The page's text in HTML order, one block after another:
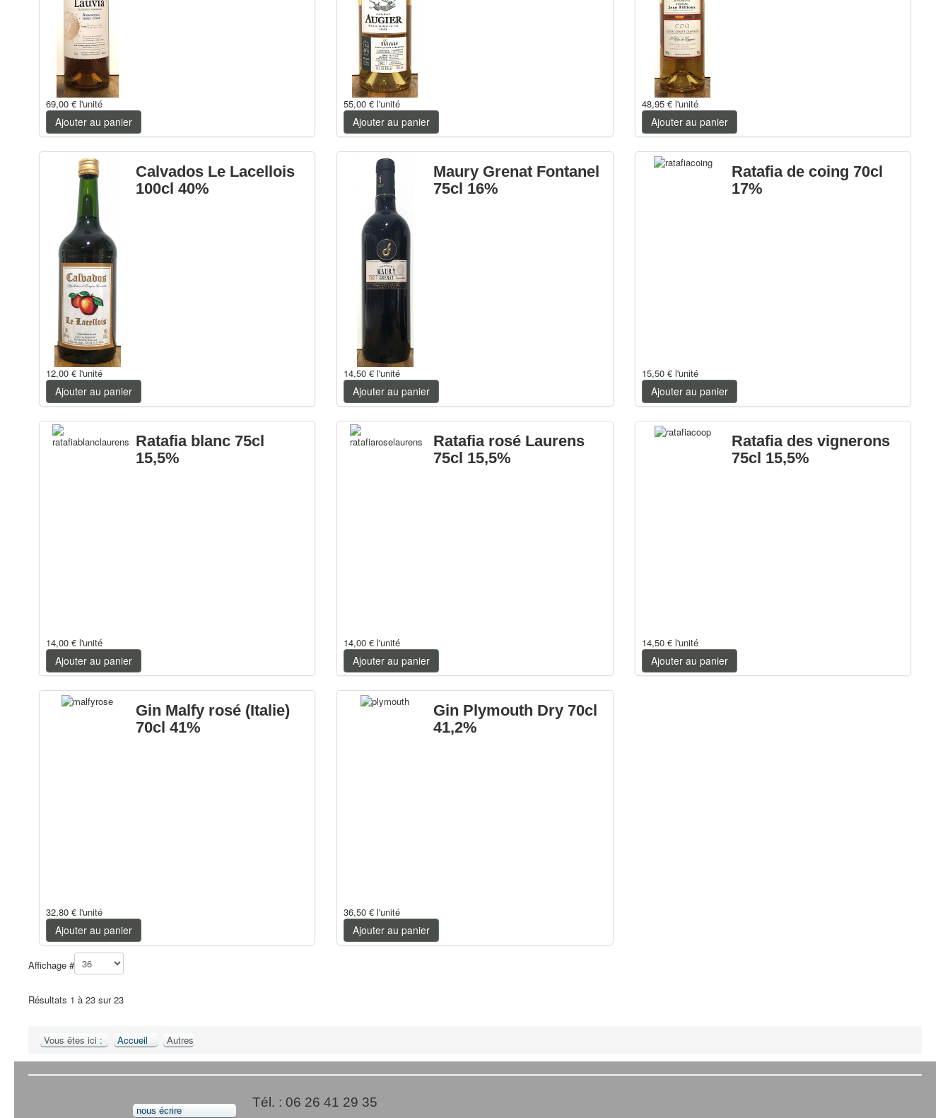
69,00 € l'unité
Ajouter au panier
55,00 € l'unité
Ajouter au panier
48,95 € l'unité
Ajouter au panier
12,00 € l'unité
Ajouter au panier
Calvados Le Lacellois
100cl 40%
14,50 € l'unité
Ajouter au panier
Maury Grenat Fontanel
75cl 16%
15,50 € l'unité
Ajouter au panier
Ratafia de coing 70cl
17%
14,00 € l'unité
Ajouter au panier
Ratafia blanc 75cl
15,5%
14,00 € l'unité
Ajouter au panier
Ratafia rosé Laurens
75cl 15,5%
14,50 € l'unité
Ajouter au panier
Ratafia des vignerons
75cl 15,5%
32,80 € l'unité
Ajouter au panier
Gin Malfy rosé (Italie)
70cl 41%
36,50 € l'unité
Ajouter au panier
Gin Plymouth Dry 70cl
41,2%
Affichage #
Résultats 1 à 23 sur 23
Vous êtes ici : Accueil Autres
nous écrire
Tél. : 06 26 41 29 35